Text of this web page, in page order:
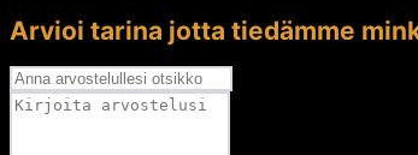
Arvioi tarina jotta tiedämme